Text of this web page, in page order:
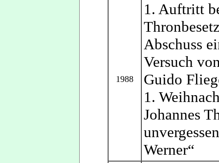
1988
1. Auftritt
Abschuss
Versuch
Guido
1.
Johannes
Werner“